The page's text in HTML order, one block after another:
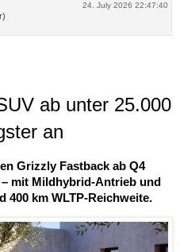
24. July 2026 22:47:40
ab unter 25.000
an
Grizzly Fastback ab Q4
mit Mildhybrid-Antrieb und
400 km WLTP-Reichweite.